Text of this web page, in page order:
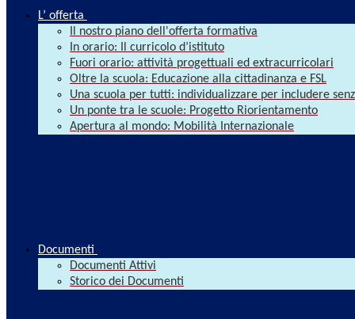
L’ offerta
Il nostro piano dell'offerta formativa
In orario: Il curricolo d’istituto
Fuori orario: attività progettuali ed extracurricolari
Oltre la scuola: Educazione alla cittadinanza e FSL
Una scuola per tutti: individualizzare per includere
Un ponte tra le scuole: Progetto Riorientamento
Apertura al mondo: Mobilità Internazionale
Documenti
Documenti Attivi
Storico dei Documenti